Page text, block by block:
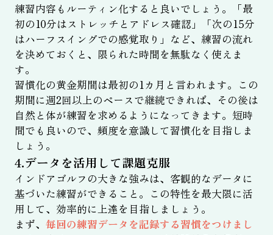
練習内容もルーティン化すると良いでしょう。「最
初の10分はストレッチとアドレス確認」「次の15分
はハーフスイングでの感覚取り」など、練習の流れ
を決めておくと、限られた時間を無駄なく使えま
す。
習慣化の黄金期間は最初の1カ月と言われます。この
期間に週2回以上のペースで継続できれば、その後は
自然と体が練習を求めるようになってきます。短時
間でも良いので、頻度を意識して習慣化を目指しま
しょう。
4.データを活用して課題克服
インドアゴルフの大きな強みは、客観的なデータに
基づいた練習ができること。この特性を最大限に活
用して、効率的に上達を目指しましょう。
まず、 毎回の練習データを記録する習慣をつけまし